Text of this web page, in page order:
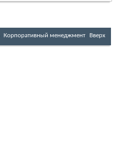
Корпоративный менеджмент Вверх